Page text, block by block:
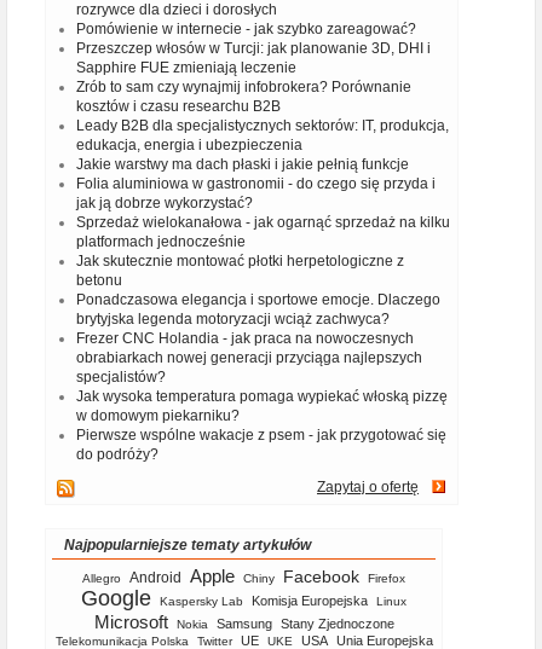
rozrywce dla dzieci i dorosłych
Pomówienie w internecie - jak szybko zareagować?
Przeszczep włosów w Turcji: jak planowanie 3D, DHI i
Sapphire FUE zmieniają leczenie
Zrób to sam czy wynajmij infobrokera? Porównanie
kosztów i czasu researchu B2B
Leady B2B dla specjalistycznych sektorów: IT, produkcja,
edukacja, energia i ubezpieczenia
Jakie warstwy ma dach płaski i jakie pełnią funkcje
Folia aluminiowa w gastronomii - do czego się przyda i
jak ją dobrze wykorzystać?
Sprzedaż wielokanałowa - jak ogarnąć sprzedaż na kilku
platformach jednocześnie
Jak skutecznie montować płotki herpetologiczne z
betonu
Ponadczasowa elegancja i sportowe emocje. Dlaczego
brytyjska legenda motoryzacji wciąż zachwyca?
Frezer CNC Holandia - jak praca na nowoczesnych
obrabiarkach nowej generacji przyciąga najlepszych
specjalistów?
Jak wysoka temperatura pomaga wypiekać włoską pizzę
w domowym piekarniku?
Pierwsze wspólne wakacje z psem - jak przygotować się
do podróży?
Zapytaj o ofertę
Najpopularniejsze tematy artykułów
Allegro Android Apple Chiny Facebook Firefox
Google Kaspersky Lab Komisja Europejska Linux
Microsoft Nokia Samsung Stany Zjednoczone
Telekomunikacja Polska Twitter UE UKE USA Unia Europejska